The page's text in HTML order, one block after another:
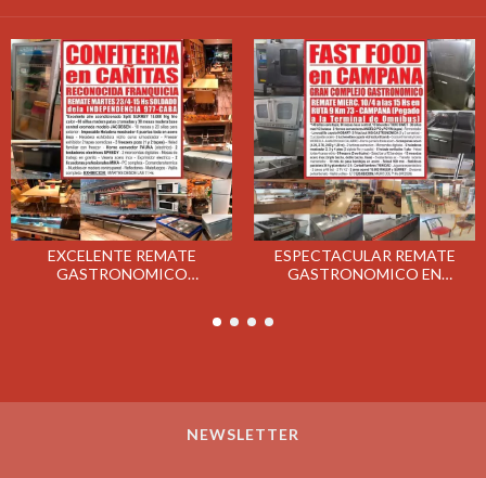
EXCELENTE REMATE
GASTRONOMICO
ESPECTACULAR REMATE
GASTRONOMICO EN
NEWSLETTER